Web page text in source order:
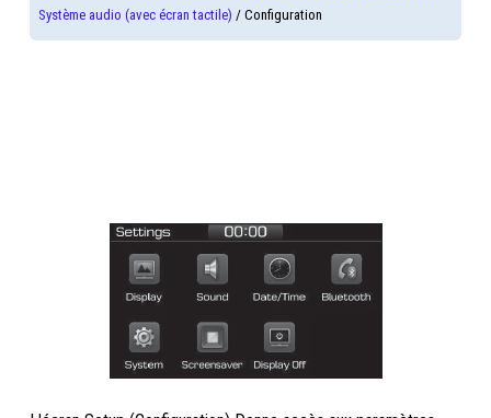
Système audio (avec écran tactile) / Configuration